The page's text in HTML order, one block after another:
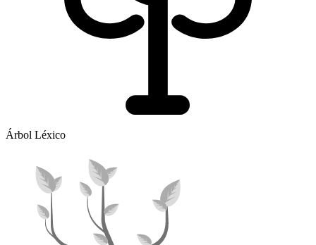
Árbol Léxico